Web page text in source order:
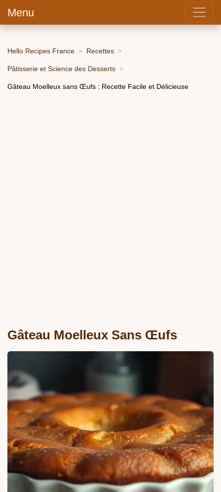
Menu
Hello Recipes France Recettes
Pâtisserie et Science des Desserts
Gâteau Moelleux sans Œufs : Recette Facile et Délicieuse
Gâteau Moelleux Sans Œufs